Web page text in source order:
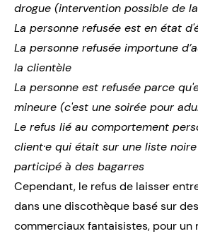
drogue (intervention possible de
La personne refusée est en état
La personne refusée importune
la clientèle
La personne est refusée parce
mineure (c'est une soirée pour
Le refus lié au comportement
client·e qui était sur une liste
participé à des bagarres
Cependant, le refus de laisser
dans une discothèque basé sur
commerciaux fantaisistes, pour